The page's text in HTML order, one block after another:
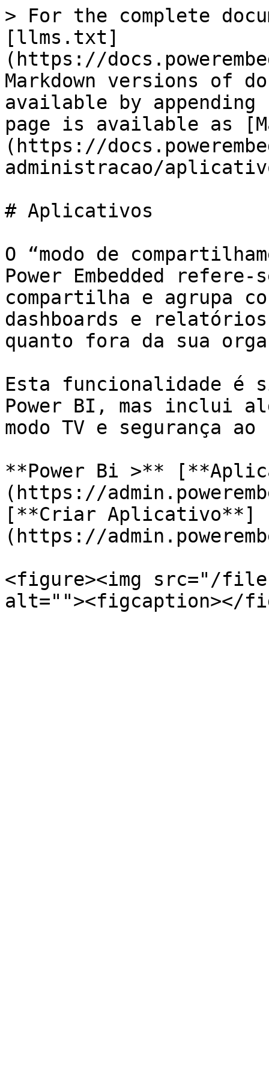
> For the complete
[llms.txt]
(https://
Markdown versions of
available by
page is available as
(https://
administracao/
# Aplicativos
O “modo de
Power Embedded
compartilha e agrupa
dashboards e
quanto fora da sua
Esta funcionalidade é
Power BI, mas inclui
modo TV e segurança
**Power Bi >**
(https://
[**Criar Aplicativo**]
(https://
<figure><img src="/files/